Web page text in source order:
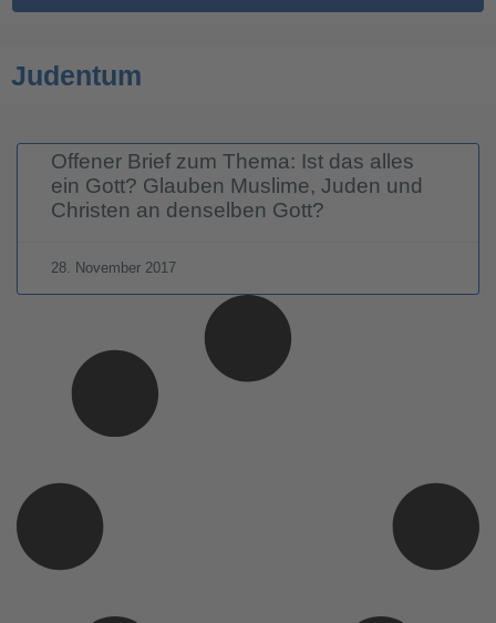
Judentum
Offener Brief zum Thema: Ist das alles
ein Gott? Glauben Muslime, Juden und
Christen an denselben Gott?
28. November 2017